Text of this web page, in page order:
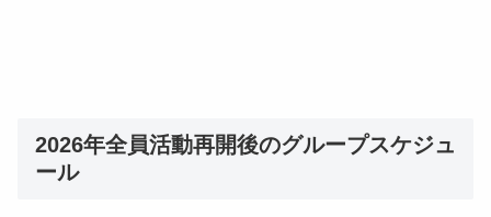
2026年全員活動再開後のグループスケジュ
ール